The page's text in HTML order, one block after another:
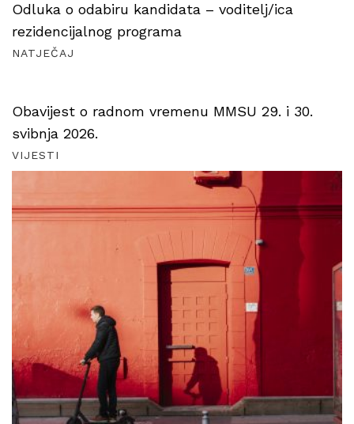
Odluka o odabiru kandidata – voditelj/ica
rezidencijalnog programa
NATJEČAJ
Obavijest o radnom vremenu MMSU 29. i 30.
svibnja 2026.
VIJESTI